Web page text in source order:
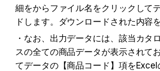
細をからファイル名をクリックして
ドします。ダウンロードされた内容
・なお、出力データには、該当カタ
スの全ての商品データが表示されて
てデータの【商品コード】項を